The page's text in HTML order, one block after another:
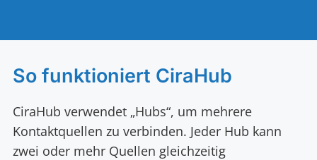
So funktioniert CiraHub
CiraHub verwendet „Hubs“, um mehrere
Kontaktquellen zu verbinden. Jeder Hub kann
zwei oder mehr Quellen gleichzeitig